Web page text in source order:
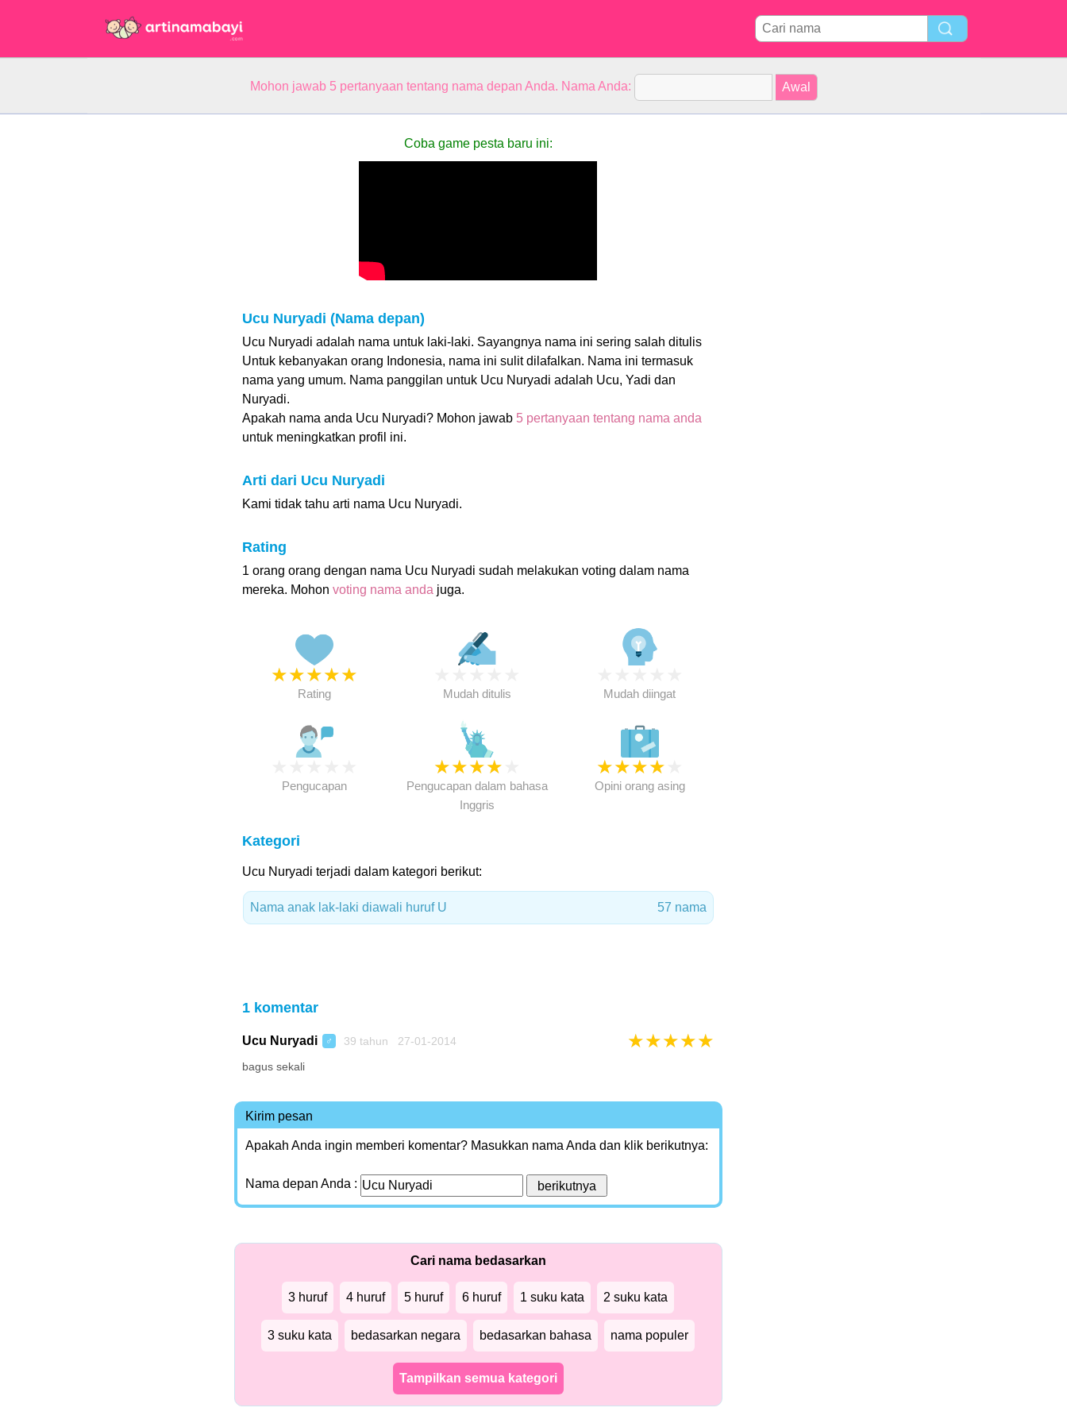
Mohon jawab 5 pertanyaan tentang nama depan Anda. Nama Anda:
Coba game pesta baru ini:
Ucu Nuryadi (Nama depan)
Ucu Nuryadi adalah nama untuk laki-laki. Sayangnya nama ini sering salah ditulis
Untuk kebanyakan orang Indonesia, nama ini sulit dilafalkan. Nama ini termasuk
nama yang umum. Nama panggilan untuk Ucu Nuryadi adalah Ucu, Yadi dan
Nuryadi.
Apakah nama anda Ucu Nuryadi? Mohon jawab 5 pertanyaan tentang nama anda
untuk meningkatkan profil ini.
Arti dari Ucu Nuryadi
Kami tidak tahu arti nama Ucu Nuryadi.
Rating
1 orang orang dengan nama Ucu Nuryadi sudah melakukan voting dalam nama
mereka. Mohon voting nama anda juga.
★★★★★
Rating Mudah ditulis Mudah diingat
Pengucapan
★★★★
Pengucapan dalam bahasa
Inggris
★★★★
Opini orang asing
Kategori
Ucu Nuryadi terjadi dalam kategori berikut:
Nama anak lak-laki diawali huruf U 57 nama
1 komentar
Ucu Nuryadi ♂ 39 tahun 27-01-2014 ★★★★★
bagus sekali
Kirim pesan
Apakah Anda ingin memberi komentar? Masukkan nama Anda dan klik berikutnya:
Nama depan Anda :
Cari nama bedasarkan
3 huruf 4 huruf 5 huruf 6 huruf 1 suku kata 2 suku kata
3 suku kata bedasarkan negara bedasarkan bahasa nama populer
Tampilkan semua kategori